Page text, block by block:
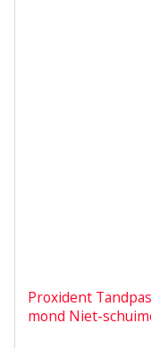
Proxident
mond Niet-